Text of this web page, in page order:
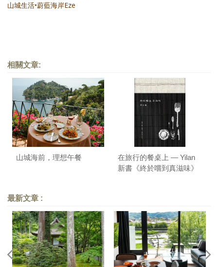
山城生活•蔚藍海岸Eze
相關文章:
山城海前，理想午餐
在旅行的餐桌上 — Yilan
新書《終於嚐到真滋味》
最新文章 :